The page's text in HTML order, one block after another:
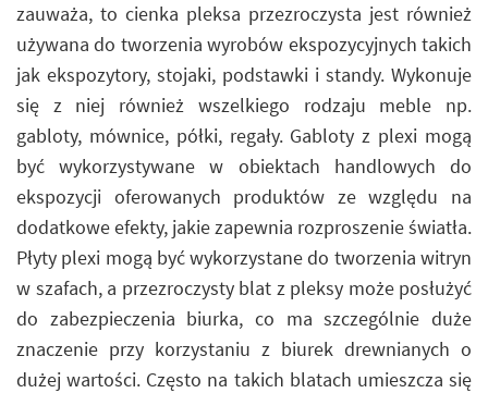
zauważa, to cienka pleksa przezroczysta jest również
używana do tworzenia wyrobów ekspozycyjnych takich
jak ekspozytory, stojaki, podstawki i standy. Wykonuje
się z niej również wszelkiego rodzaju meble np.
gabloty, mównice, półki, regały. Gabloty z plexi mogą
być wykorzystywane w obiektach handlowych do
ekspozycji oferowanych produktów ze względu na
dodatkowe efekty, jakie zapewnia rozproszenie światła.
Płyty plexi mogą być wykorzystane do tworzenia witryn
w szafach, a przezroczysty blat z pleksy może posłużyć
do zabezpieczenia biurka, co ma szczególnie duże
znaczenie przy korzystaniu z biurek drewnianych o
dużej wartości. Często na takich blatach umieszcza się